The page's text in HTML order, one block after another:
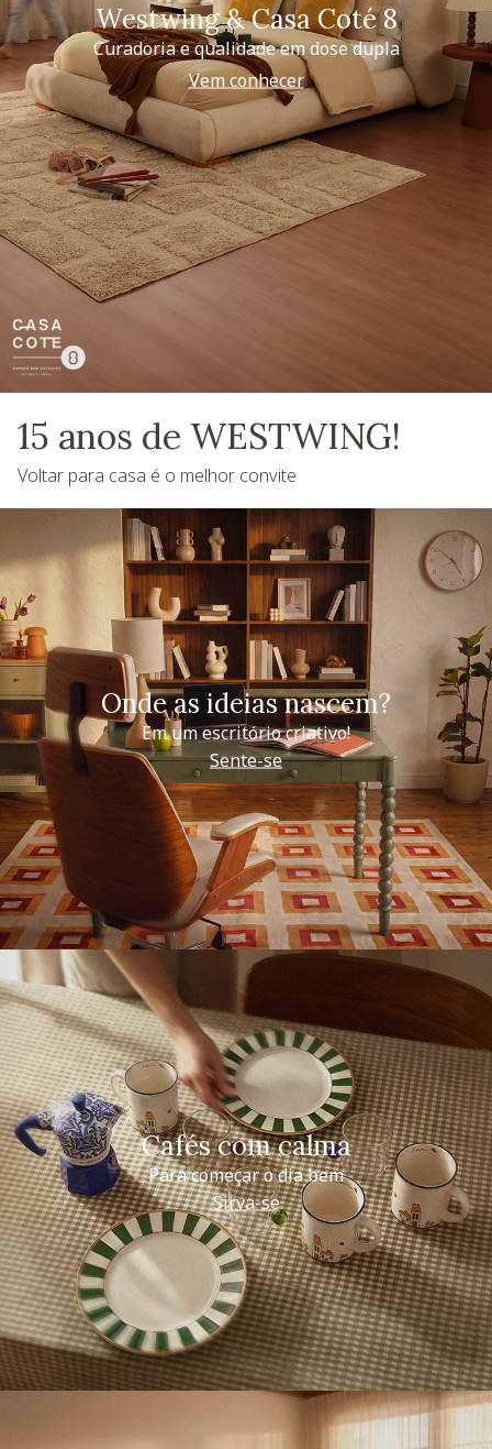
Westwing & Casa Coté 8
Curadoria e qualidade em dose dupla
Vem conhecer
15 anos de WESTWING!
Voltar para casa é o melhor convite
Onde as ideias nascem?
Em um escritório criativo!
Sente-se
Cafés com calma
Para começar o dia bem
Sirva-se